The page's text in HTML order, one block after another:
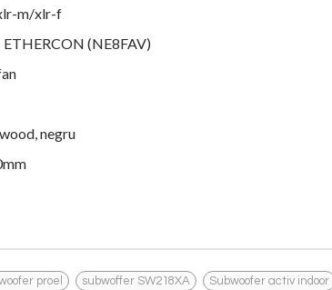
m/xlr-f
(NE8FAV)
negru
proel subwoffer SW218XA Subwoofer activ indoor